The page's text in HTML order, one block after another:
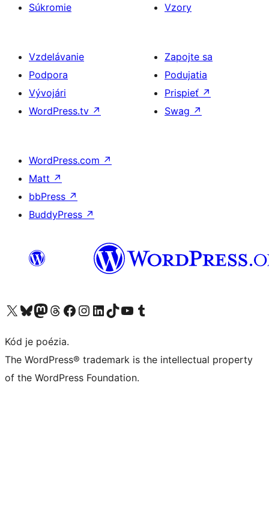
Súkromie
Vzory
Vzdelávanie
Podpora
Vývojári
WordPress.tv ↗
Zapojte sa
Podujatia
Prispieť ↗
Swag ↗
WordPress.com ↗
Matt ↗
bbPress ↗
BuddyPress ↗
Navštívte náš účet na X (predtým Twitter)
Navštívte náš účet na platforme Bluesky
Navštívte náš účet na Mastodone
Navštívte náš účet na platforme Threads
Navštívte našu stránku na Facebooku
Navštívte náš účet Instagram
Navštívte náš účet LinkedIn
Navštívte náš účet na platforme TikTok
Navštívte náš kanál YouTube
Navštívte náš účet na platforme Tumblr
Kód je poézia.
The WordPress® trademark is the intellectual property
of the WordPress Foundation.